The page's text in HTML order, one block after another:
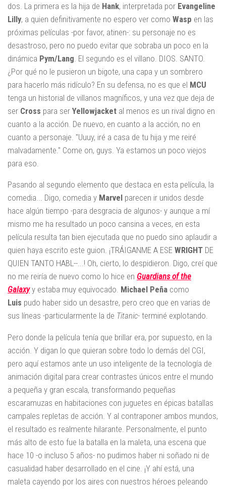
dos. La primera es la hija de Hank, interpretada por Evangeline
Lilly, a quien definitivamente no espero ver como Wasp en las
próximas películas -por favor, atinen-: su personaje no es
desastroso, pero no puedo evitar que sobraba un poco en la
dinámica Pym/Lang . El segundo es el villano. DIOS. SANTO.
¿Por qué no le pusieron un bigote, una capa y un sombrero
para hacerlo más ridículo? En su defensa, no es que el MCU
tenga un historial de villanos magníficos, y una vez que deja de
ser Cross para ser Yellowjacket al menos es un rival digno en
cuanto a la acción. De nuevo, en cuanto a la acción, no en
cuanto a personaje. "Uuuy, iré a casa de tu hija y me reiré
malvadamente." Come on, guys. Ya estamos un poco viejos
para eso.
Pasando al segundo elemento que destaca en esta película, la
comedia... Digo, comedia y Marvel parecen ir unidos desde
hace algún tiempo -para desgracia de algunos- y aunque a mí
mismo me ha resultado un poco cansina a veces, en esta
película resulta tan bien ejecutada que no puedo sino aplaudir a
quien haya escrito este guion. ¡TRÁIGANME A ESE WRIGHT DE
QUIEN TANTO HABL--...! Oh, cierto, lo despidieron. Digo, creí que
no me reiría de nuevo como lo hice en Guardians of the
Galaxyy estaba muy equivocado. Michael Peña como
Luis pudo haber sido un desastre, pero creo que en varias de
sus líneas -particularmente la de Titanic- terminé explotando.
Pero donde la película tenía que brillar era, por supuesto, en la
acción. Y digan lo que quieran sobre todo lo demás del CGI,
pero aquí estamos ante un uso inteligente de la tecnología de
animación digital para crear contrastes únicos entre el mundo
a pequeña y gran escala, transformando pequeñas
escaramuzas en habitaciones con juguetes en épicas batallas
campales repletas de acción. Y al contraponer ambos mundos,
el resultado es realmente hilarante. Personalmente, el punto
más alto de esto fue la batalla en la maleta, una escena que
hace 10 -o incluso 5 años- no pudimos haber ni soñado ni de
casualidad haber desarrollado en el cine. ¡Y ahí está, una
maleta cayendo por los aires con nuestros héroes peleando